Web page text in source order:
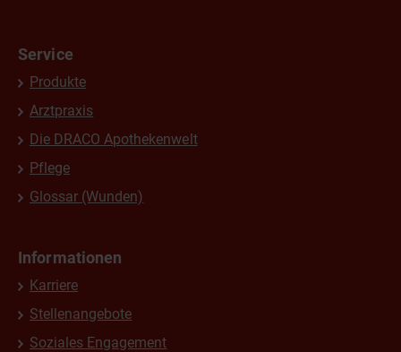
Service
Produkte
Arztpraxis
Die DRACO Apothekenwelt
Pflege
Glossar (Wunden)
Informationen
Karriere
Stellenangebote
Soziales Engagement